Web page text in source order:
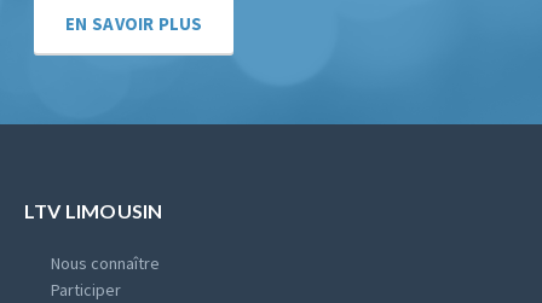
EN SAVOIR PLUS
LTV LIMOUSIN
Nous connaître
Participer